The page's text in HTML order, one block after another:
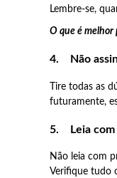
Lembre-se,
O que é melhor
4. Não
Tire todas as
futuramente,
5. Leia
Não leia com
Verifique tudo